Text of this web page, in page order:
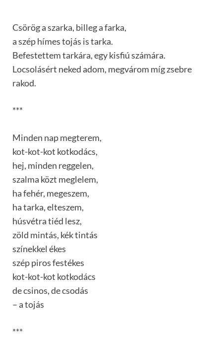
Csörög a szarka, billeg a farka,
a szép hímes tojás is tarka.
Befestettem tarkára, egy kisfiú számára.
Locsolásért neked adom, megvárom míg zsebre
rakod.
***
Minden nap megterem,
kot-kot-kot kotkodács,
hej, minden reggelen,
szalma közt meglelem,
ha fehér, megeszem,
ha tarka, elteszem,
húsvétra tiéd lesz,
zöld mintás, kék tintás
színekkel ékes
szép piros festékes
kot-kot-kot kotkodács
de csinos, de csodás
– a tojás
***